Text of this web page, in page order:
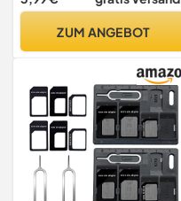
SIM-Karten | Auswurfstift
kreatives Werkzeug zum
Schlüsselanhänger fü
ZUM ANGEBOT